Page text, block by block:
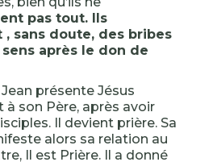
pas tout. Ils
sans doute, des bribes
après le don de
présente Jésus
à son Père, après avoir
Il devient prière. Sa
alors sa relation au
Il est Prière. Il a donné